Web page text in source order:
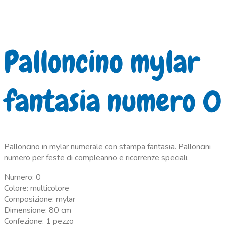
Palloncino mylar
fantasia numero 0
Palloncino in mylar numerale con stampa fantasia. Palloncini
numero per feste di compleanno e ricorrenze speciali.
Numero: 0
Colore: multicolore
Composizione: mylar
Dimensione: 80 cm
Confezione: 1 pezzo